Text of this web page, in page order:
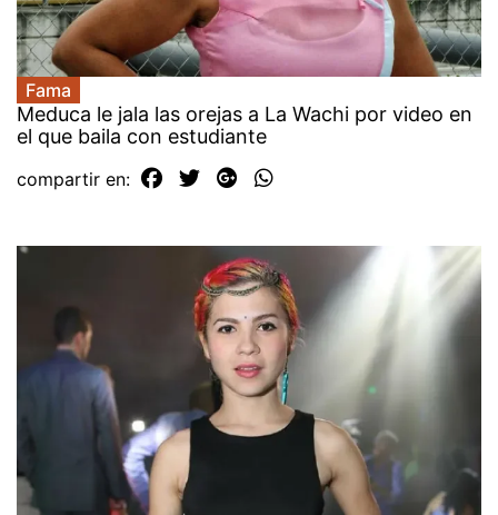
Fama
Meduca le jala las orejas a La Wachi por video en
el que baila con estudiante
compartir en: